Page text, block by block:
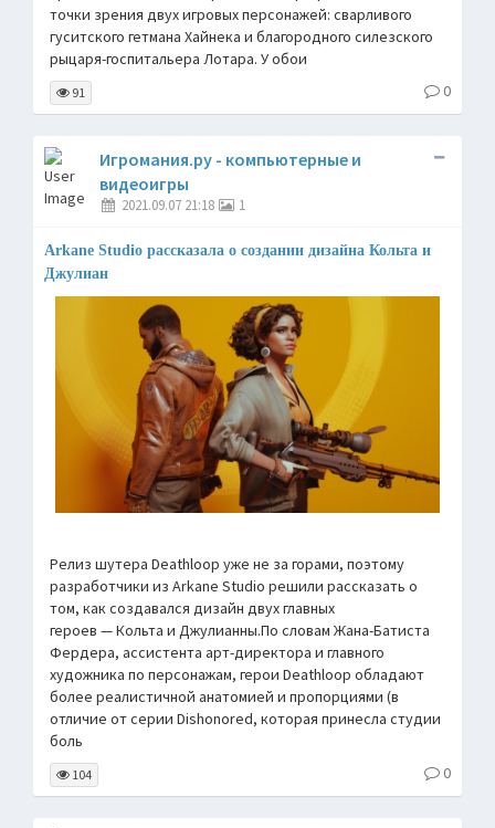
точки зрения двух игровых персонажей: сварливого
гуситского гетмана Хайнека и благородного силезского
рыцаря-госпитальера Лотара. У обои
91 0
Игромания.ру - компьютерные и
видеоигры
2021.09.07 21:18 1
Arkane Studio рассказала о создании дизайна Кольта и
Джулиан
Релиз шутера Deathloop уже не за горами, поэтому
разработчики из Arkane Studio решили рассказать о
том, как создавался дизайн двух главных
героев — Кольта и Джулианны.По словам Жана-Батиста
Фердера, ассистента арт-директора и главного
художника по персонажам, герои Deathloop обладают
более реалистичной анатомией и пропорциями (в
отличие от серии Dishonored, которая принесла студии
боль
104 0